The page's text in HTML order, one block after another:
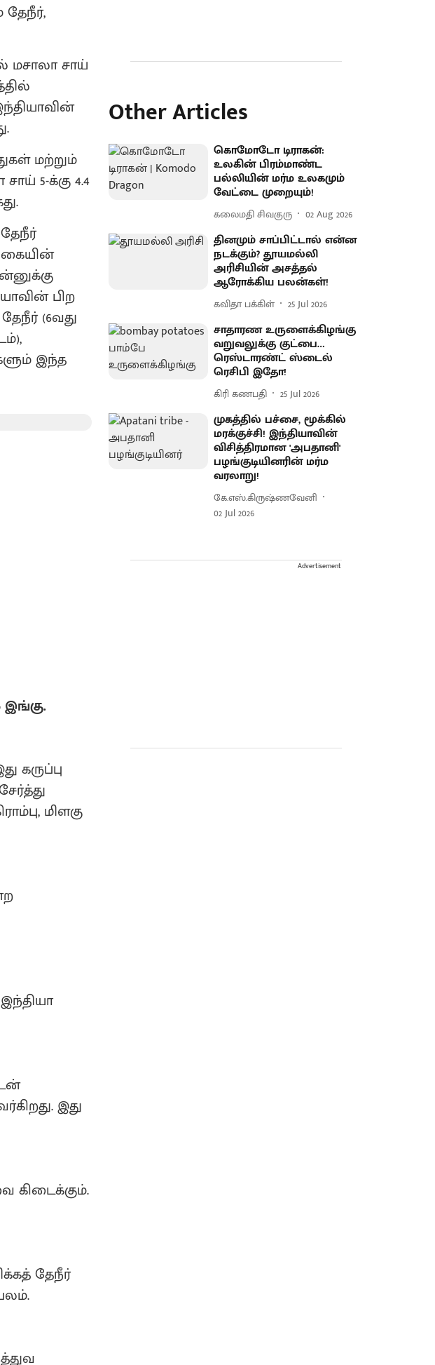
மசாலா சாய்
மற்றும்
5-க்கு 4.4
பிற
(6வது
இந்த
இங்கு.
கருப்பு
மிளகு
இது
கிடைக்கும்.
தேநீர்
Other Articles
கொமோடோ டிராகன்:
உலகின் பிரம்மாண்ட
பல்லியின் மர்ம உலகமும்
வேட்டை முறையும்!
கலைமதி சிவகுரு 02 Aug 2026
தினமும் சாப்பிட்டால் என்ன
நடக்கும்? தூயமல்லி
அரிசியின் அசத்தல்
ஆரோக்கிய பலன்கள்!
கவிதா பக்கிள் 25 Jul 2026
சாதாரண உருளைக்கிழங்கு
வறுவலுக்கு குட்பை…
ரெஸ்டாரண்ட் ஸ்டைல்
ரெசிபி இதோ!
கிரி கணபதி 25 Jul 2026
முகத்தில் பச்சை, மூக்கில்
மரக்குச்சி! இந்தியாவின்
விசித்திரமான 'அபதானி'
பழங்குடியினரின் மர்ம
வரலாறு!
கே.எஸ்.கிருஷ்ணவேனி
02 Jul 2026
Advertisement